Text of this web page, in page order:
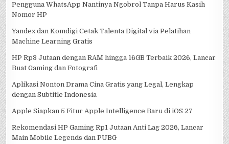
Pengguna WhatsApp Nantinya Ngobrol Tanpa Harus Kasih
Nomor HP
Yandex dan Komdigi Cetak Talenta Digital via Pelatihan
Machine Learning Gratis
HP Rp3 Jutaan dengan RAM hingga 16GB Terbaik 2026, Lancar
Buat Gaming dan Fotografi
Aplikasi Nonton Drama Cina Gratis yang Legal, Lengkap
dengan Subtitle Indonesia
Apple Siapkan 5 Fitur Apple Intelligence Baru di iOS 27
Rekomendasi HP Gaming Rp1 Jutaan Anti Lag 2026, Lancar
Main Mobile Legends dan PUBG